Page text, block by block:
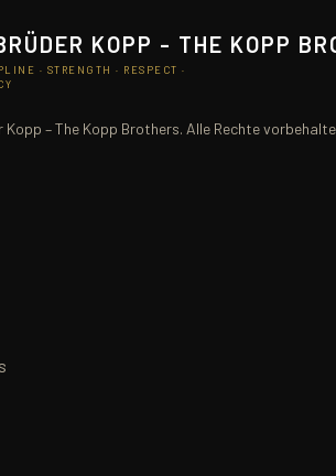
KOPP - THE KOPP
· STRENGTH · RESPECT ·
– The Kopp Brothers. Alle Rechte